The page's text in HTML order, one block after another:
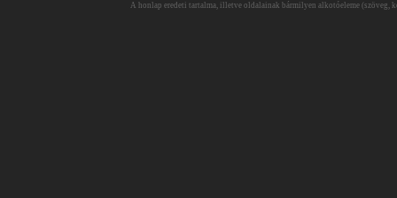
A honlap eredeti tartalma, illetve oldalainak bármilyen alkotóeleme (szöveg,